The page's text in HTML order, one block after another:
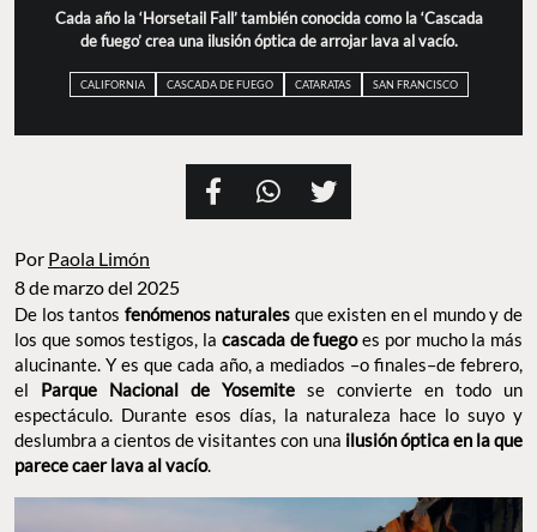
Cada año la ‘Horsetail Fall’ también conocida como la ‘Cascada
de fuego’ crea una ilusión óptica de arrojar lava al vacío.
CALIFORNIA CASCADA DE FUEGO CATARATAS SAN FRANCISCO
Por Paola Limón
8 de marzo del 2025
De los tantos fenómenos naturales que existen en el mundo y de
los que somos testigos, la cascada de fuegoes por mucho la más
alucinante. Y es que cada año, a mediados –o finales–de febrero,
el Parque Nacional de Yosemite se convierte en todo un
espectáculo. Durante esos días, la naturaleza hace lo suyo y
deslumbra a cientos de visitantes con una ilusión óptica en la que
parece caer lava al vacío.